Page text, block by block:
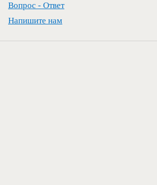
Вопрос - Ответ
Напишите нам